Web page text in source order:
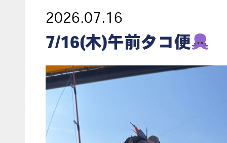
2026.07.16
7/16(木)午前タコ便